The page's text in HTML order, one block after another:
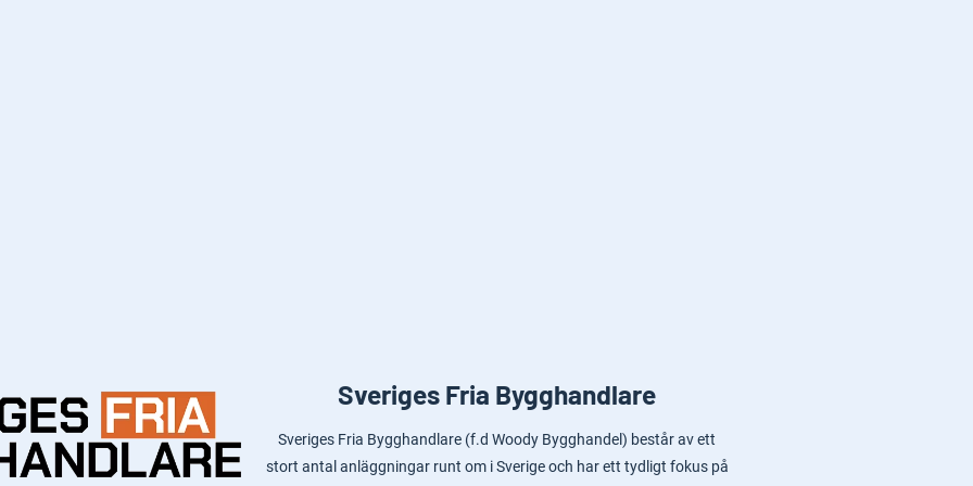
Sveriges Fria Bygghandlare
Sveriges Fria Bygghandlare (f.d Woody Bygghandel) består av ett
stort antal anläggningar runt om i Sverige och har ett tydligt fokus på